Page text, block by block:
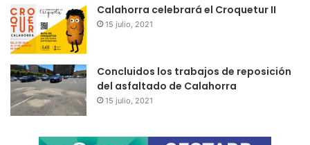
Calahorra celebrará el Croquetur II
15 julio, 2021
Concluidos los trabajos de reposición
del asfaltado de Calahorra
15 julio, 2021